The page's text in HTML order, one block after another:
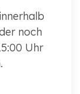
noch
Uhr